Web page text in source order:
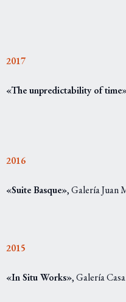
2017
«The unpredictability of
2016
«Suite Basque», Galería Juan
2015
«In Situ Works», Galería